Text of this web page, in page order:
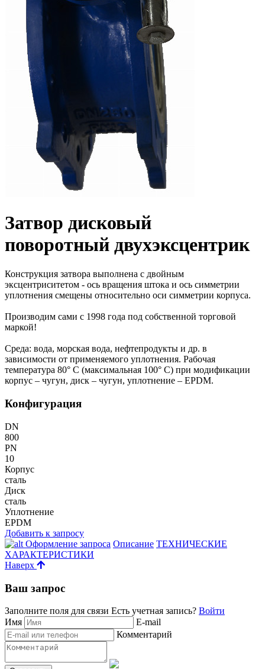
Затвор дисковый
поворотный двухэксцентрик
Конструкция затвора выполнена с двойным
эксцентриситетом - ось вращения штока и ось симметрии
уплотнения смещены относительно оси симметрии корпуса.
Производим сами с 1998 года под собственной торговой
маркой!
Среда: вода, морская вода, нефтепродукты и др. в
зависимости от применяемого уплотнения. Рабочая
температура 80° С (максимальная 100° С) при модификации
корпус – чугун, диск – чугун, уплотнение – EPDM.
Конфигурация
DN
800
PN
10
Корпус
сталь
Диск
сталь
Уплотнение
EPDM
Добавить к запросу
Оформление запроса Описание ТЕХНИЧЕСКИЕ
ХАРАКТЕРИСТИКИ
Наверх
Ваш запрос
Заполните поля для связи Есть учетная запись? Войти
Имя
E-mail
Комментарий